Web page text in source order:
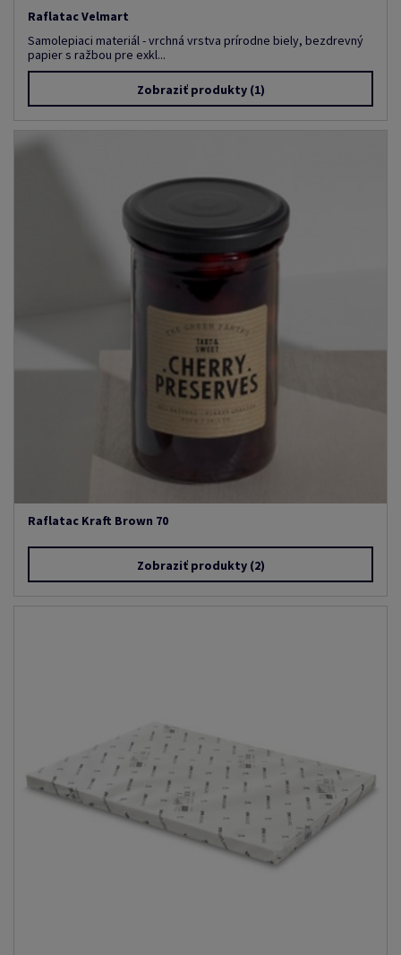
Raflatac Velmart
Samolepiaci materiál - vrchná vrstva prírodne biely, bezdrevný
papier s ražbou pre exkl...
Zobraziť produkty(1)
Raflatac Kraft Brown 70
Zobraziť produkty(2)